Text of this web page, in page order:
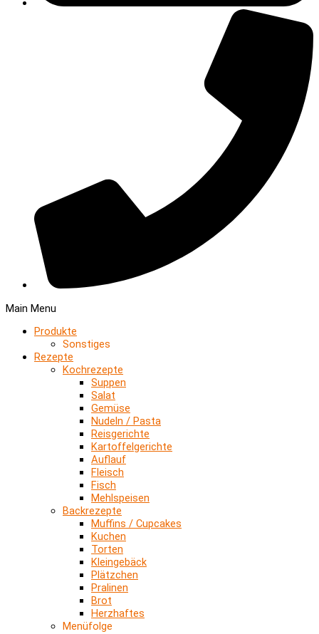
Main Menu
Produkte
Sonstiges
Rezepte
Kochrezepte
Suppen
Salat
Gemüse
Nudeln / Pasta
Reisgerichte
Kartoffelgerichte
Auflauf
Fleisch
Fisch
Mehlspeisen
Backrezepte
Muffins / Cupcakes
Kuchen
Torten
Kleingebäck
Plätzchen
Pralinen
Brot
Herzhaftes
Menüfolge